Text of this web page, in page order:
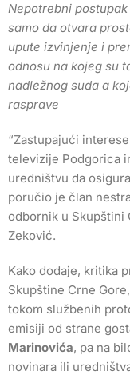
Nepotrebni
samo da otvara
upute izvinjenje i
odnosu na kojeg su
nadležnog suda a
rasprave
“Zastupajući
televizije Podgorica
uredništvu da
poručio je član
odbornik u Skupštini
Zeković.
Kako dodaje, kritika
Skupštine Crne
tokom službenih
emisiji od strane
Marinovića, pa na
novinara ili